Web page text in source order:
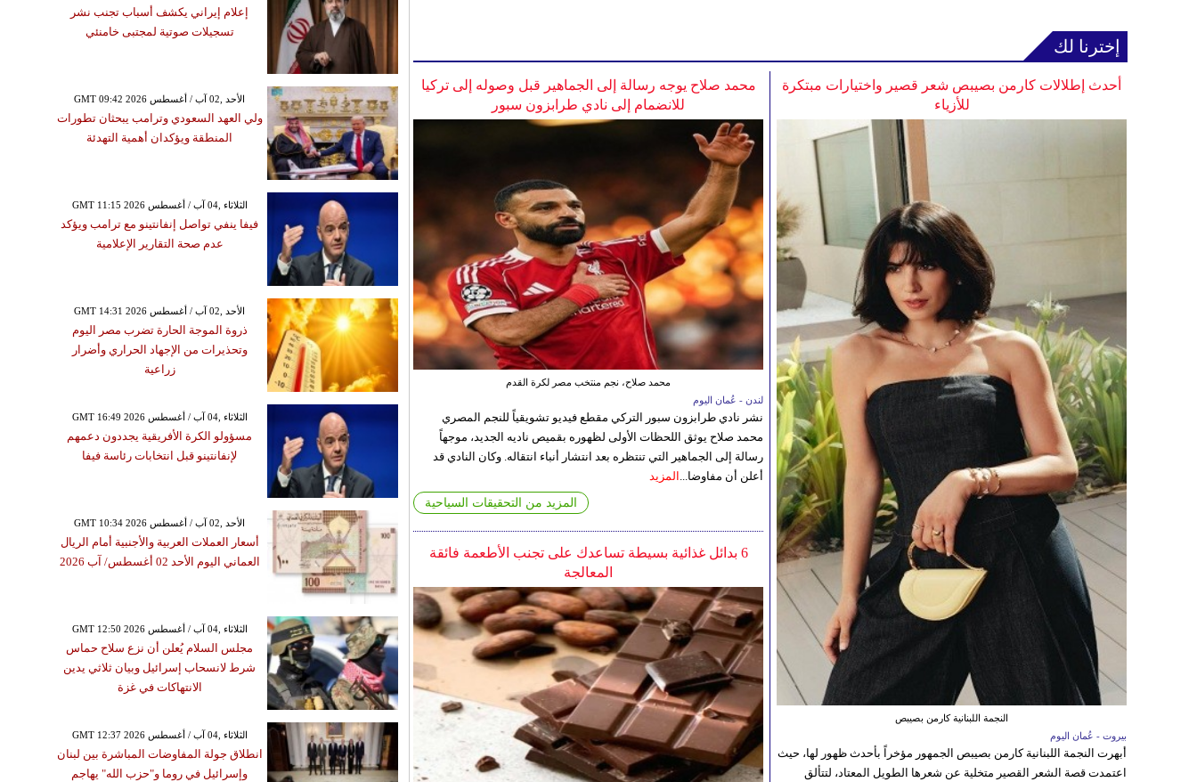
إخترنا لك
محمد صلاح يوجه رسالة إلى الجماهير قبل وصوله إلى تركيا
للانضمام إلى نادي طرابزون سبور
محمد صلاح، نجم منتخب مصر لكرة القدم
لندن - عُمان اليوم
نشر نادي طرابزون سبور التركي مقطع فيديو تشويقياً للنجم المصري
محمد صلاح يوثق اللحظات الأولى لظهوره بقميص ناديه الجديد، موجهاً
رسالة إلى الجماهير التي تنتظره بعد انتشار أنباء انتقاله. وكان النادي قد
أعلن أن مفاوضا... المزيد
المزيد من التحقيقات السياحية
6 بدائل غذائية بسيطة تساعدك على تجنب الأطعمة فائقة
المعالجة
أحدث إطلالات كارمن بصيبص شعر قصير واختيارات مبتكرة
للأزياء
النجمة اللبنانية كارمن بصيبص
بيروت - عُمان اليوم
أبهرت النجمة اللبنانية كارمن بصيبص الجمهور مؤخراً بأحدث ظهور لها، حيث
اعتمدت قصة الشعر القصير متخلية عن شعرها الطويل المعتاد، لتتألق
إعلام إيراني يكشف أسباب تجنب نشر
تسجيلات صوتية لمجتبى خامنئي
GMT 09:42 2026 الأحد ,02 آب / أغسطس
ولي العهد السعودي وترامب يبحثان تطورات
المنطقة ويؤكدان أهمية التهدئة
GMT 11:15 2026 الثلاثاء ,04 آب / أغسطس
فيفا ينفي تواصل إنفانتينو مع ترامب ويؤكد
عدم صحة التقارير الإعلامية
GMT 14:31 2026 الأحد ,02 آب / أغسطس
ذروة الموجة الحارة تضرب مصر اليوم
وتحذيرات من الإجهاد الحراري وأضرار
زراعية
GMT 16:49 2026 الثلاثاء ,04 آب / أغسطس
مسؤولو الكرة الأفريقية يجددون دعمهم
لإنفانتينو قبل انتخابات رئاسة فيفا
GMT 10:34 2026 الأحد ,02 آب / أغسطس
أسعار العملات العربية والأجنبية أمام الريال
العماني اليوم الأحد 02 أغسطس/ آب 2026
GMT 12:50 2026 الثلاثاء ,04 آب / أغسطس
مجلس السلام يُعلن أن نزع سلاح حماس
شرط لانسحاب إسرائيل وبيان ثلاثي يدين
الانتهاكات في غزة
GMT 12:37 2026 الثلاثاء ,04 آب / أغسطس
انطلاق جولة المفاوضات المباشرة بين لبنان
وإسرائيل في روما و"حزب الله" يهاجم